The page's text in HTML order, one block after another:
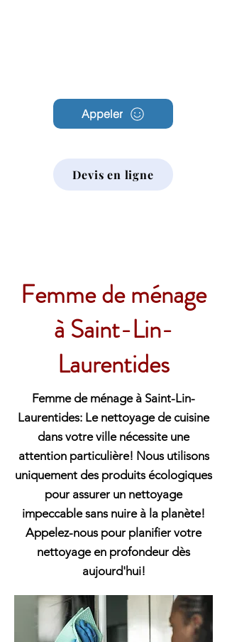
Appeler
Devis en ligne
Femme de ménage
à Saint-Lin-
Laurentides
Femme de ménage à Saint-Lin-
Laurentides: Le nettoyage de cuisine
dans votre ville nécessite une
attention particulière! Nous utilisons
uniquement des produits écologiques
pour assurer un nettoyage
impeccable sans nuire à la planète!
Appelez-nous pour planifier votre
nettoyage en profondeur dès
aujourd'hui!